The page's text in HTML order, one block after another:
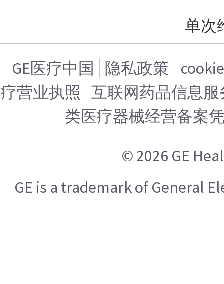
单次
GE医疗中国 隐私政策
疗营业执照 互联网药品信息服
类医疗器械经营备案
© 2026 GE
GE is a trademark of General